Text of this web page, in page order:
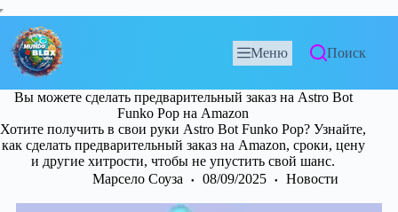
Меню Поиск
Вы можете сделать предварительный заказ на Astro Bot
Funko Pop на Amazon
Хотите получить в свои руки Astro Bot Funko Pop? Узнайте,
как сделать предварительный заказ на Amazon, сроки, цену
и другие хитрости, чтобы не упустить свой шанс.
Марсело Соуза
08/09/2025 Новости